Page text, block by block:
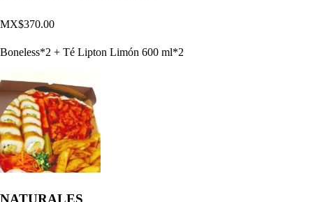
MX$370.00
Boneless*2 + Té Lipton Limón 600 ml*2
NATURALES